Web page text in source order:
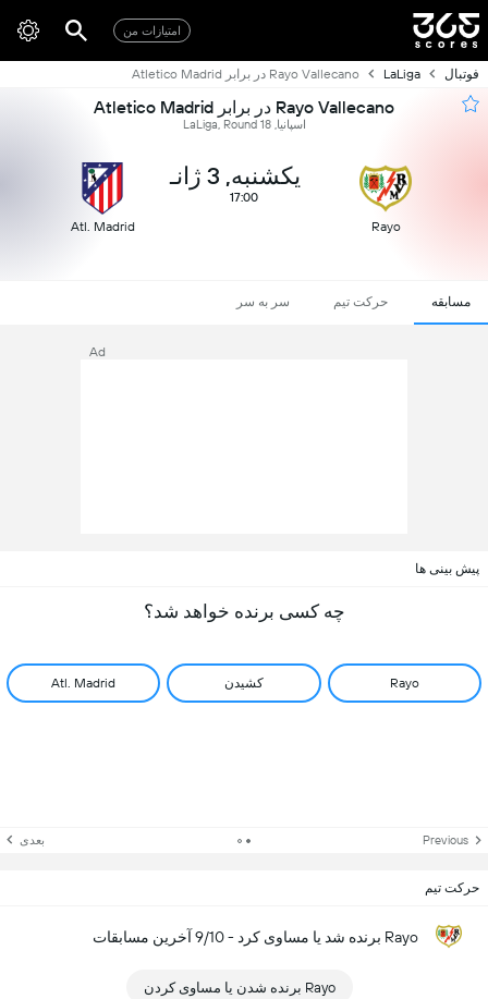
امتیازات من
فوتبال LaLiga Rayo Vallecano در برابر Atletico Madrid
Rayo Vallecano در برابر Atletico Madrid
اسپانیا, LaLiga, Round 18
Rayo
یکشنبه, 3 ژانـ
17:00
Atl. Madrid
مسابقه حرکت تیم سر به سر
Ad
پیش بینی ها
چه کسی برنده خواهد شد؟
Rayo کشیدن Atl. Madrid
Previous بعدی
حرکت تیم
Rayo برنده شد یا مساوی کرد - 9/10 آخرین مسابقات
Rayo برنده شدن یا مساوی کردن